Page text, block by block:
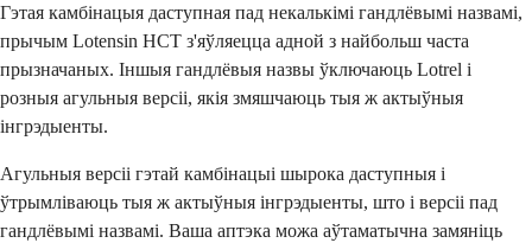
Гэтая камбінацыя даступная пад некалькімі гандлёвымі назвамі,
прычым Lotensin HCT з'яўляецца адной з найбольш часта
прызначаных. Іншыя гандлёвыя назвы ўключаюць Lotrel і
розныя агульныя версіі, якія змяшчаюць тыя ж актыўныя
інгрэдыенты.
Агульныя версіі гэтай камбінацыі шырока даступныя і
ўтрымліваюць тыя ж актыўныя інгрэдыенты, што і версіі пад
гандлёвымі назвамі. Ваша аптэка можа аўтаматычна замяніць